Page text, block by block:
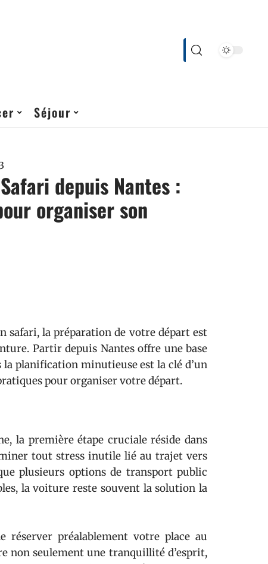
Séjour
depuis Nantes :
organiser son
safari, la préparation de votre départ est
Partir depuis Nantes offre une base
la planification minutieuse est la clé d’un
pour organiser votre départ.
la première étape cruciale réside dans
tout stress inutile lié au trajet vers
plusieurs options de transport public
la voiture reste souvent la solution la
réserver préalablement votre place au
non seulement une tranquillité d’esprit,